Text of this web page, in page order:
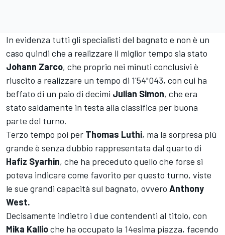
In evidenza tutti gli specialisti del bagnato e non è un
caso quindi che a realizzare il miglior tempo sia stato
Johann Zarco, che proprio nei minuti conclusivi è
riuscito a realizzare un tempo di 1'54"043, con cui ha
beffato di un paio di decimi Julian Simon, che era
stato saldamente in testa alla classifica per buona
parte del turno.
Terzo tempo poi per Thomas Luthi, ma la sorpresa più
grande è senza dubbio rappresentata dal quarto di
Hafiz Syarhin, che ha preceduto quello che forse si
poteva indicare come favorito per questo turno, viste
le sue grandi capacità sul bagnato, ovvero Anthony
West.
Decisamente indietro i due contendenti al titolo, con
Mika Kallioche ha occupato la 14esima piazza, facendo